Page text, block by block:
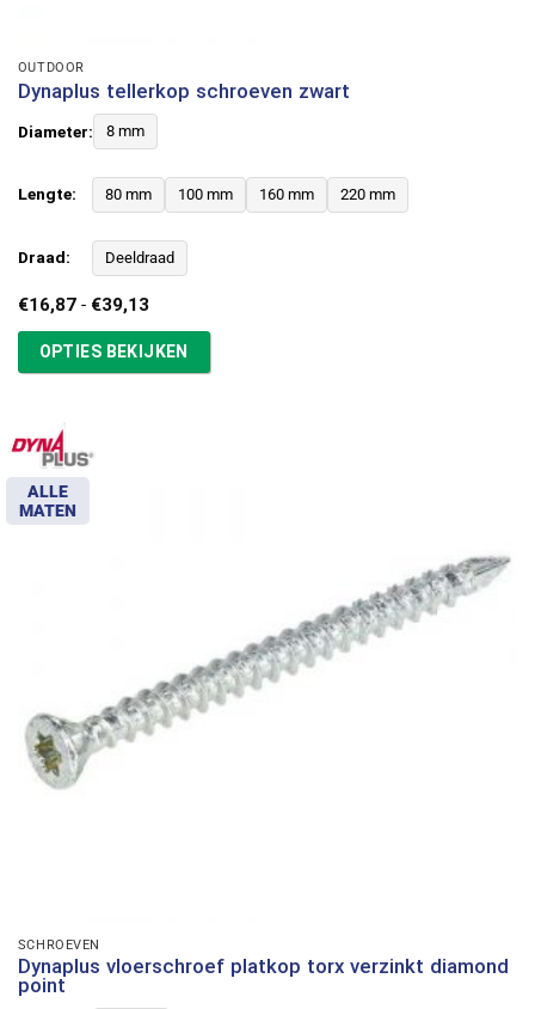
OUTDOOR
Dynaplus tellerkop schroeven zwart
Diameter: 8 mm
Lengte: 80 mm 100 mm 160 mm 220 mm
Draad: Deeldraad
€16,87 - €39,13Prijsklasse:
tot
€39,13
OPTIES BEKIJKEN
ALLE
MATEN
SCHROEVEN
Dynaplus vloerschroef platkop torx verzinkt diamond
point